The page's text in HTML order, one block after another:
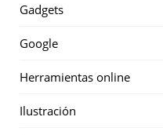
Gadgets
Google
Herramientas online
Ilustración